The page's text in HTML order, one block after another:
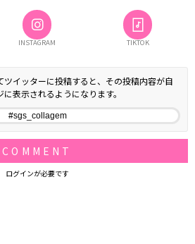
INSTAGRAM TIKTOK
イッターに投稿すると、その投稿内容が自
表示されるようになります。
COMMENT
ログインが必要です